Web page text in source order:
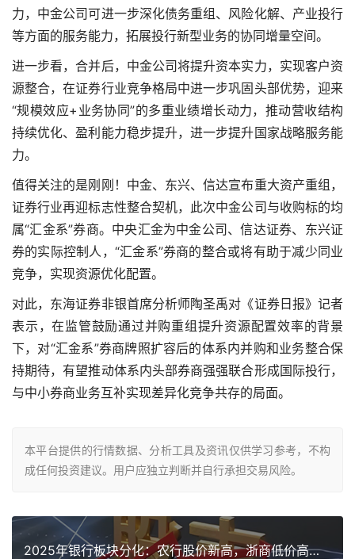
力，中金公司可进一步深化债务重组、风险化解、产业投行
等方面的服务能力，拓展投行新型业务的协同增量空间。
进一步看，合并后，中金公司将提升资本实力，实现客户资
源整合，在证券行业竞争格局中进一步巩固头部优势，迎来
“规模效应+业务协同”的多重业绩增长动力，推动营收结构
持续优化、盈利能力稳步提升，进一步提升国家战略服务能
力。
值得关注的是刚刚！中金、东兴、信达宣布重大资产重组，
证券行业再迎标志性整合契机，此次中金公司与收购标的均
属“汇金系”券商。中央汇金为中金公司、信达证券、东兴证
券的实际控制人，“汇金系”券商的整合或将有助于减少同业
竞争，实现资源优化配置。
对此，东海证券非银首席分析师陶圣禹对《证券日报》记者
表示，在监管鼓励通过并购重组提升资源配置效率的背景
下，对“汇金系”券商牌照扩容后的体系内并购和业务整合保
持期待，有望推动体系内头部券商强强联合形成国际投行，
与中小券商业务互补实现差异化竞争共存的局面。
本平台提供的行情数据、分析工具及资讯仅供学习参考，不构
成任何投资建议。用户应独立判断并自行承担交易风险。
2025年银行板块分化：农行股价新高，浙商低价高息，能否复制